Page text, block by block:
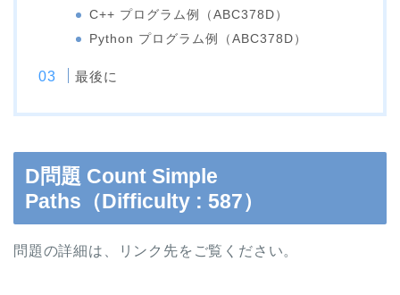
C++ プログラム例（ABC378D）
Python プログラム例（ABC378D）
最後に
D問題 Count Simple
Paths（Difficulty : 587）
問題の詳細は、リンク先をご覧ください。